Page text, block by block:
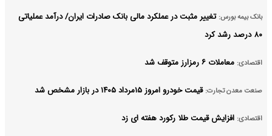
بانک بیمه بورس: تغییر مثبت در عملکرد مالی بانک صادرات ایران/ درآمد عملیاتی
۸۰ درصد رشد کرد
اقتصادی: معاملات ۶ رمزارز متوقف شد
صنعت معدن تجارت: قیمت خودرو امروز ۱۵مرداد ۱۴۰۵ در بازار مشخص شد
اقتصادی: افزایش قیمت طلا رکورد هفته ای زد